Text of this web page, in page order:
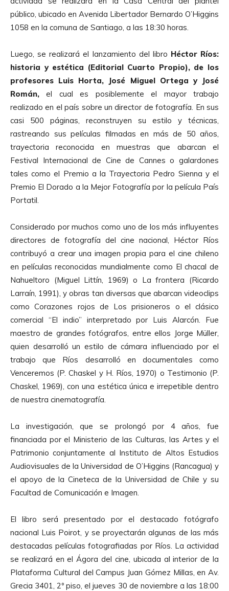
público, ubicado en Avenida Libertador Bernardo O’Higgins
1058 en la comuna de Santiago, a las 18:30 horas.
Luego, se realizará el lanzamiento del libro Héctor Ríos:
historia y estética (Editorial Cuarto Propio), de los
profesores Luis Horta, José Miguel Ortega y José
Román,el cual es posiblemente el mayor trabajo
realizado en el país sobre un director de fotografía. En sus
casi 500 páginas, reconstruyen su estilo y técnicas,
rastreando sus películas filmadas en más de 50 años,
trayectoria reconocida en muestras que abarcan el
Festival Internacional de Cine de Cannes o galardones
tales como el Premio a la Trayectoria Pedro Sienna y el
Premio El Dorado a la Mejor Fotografía por la película País
Portatil.
Considerado por muchos como uno de los más influyentes
directores de fotografía del cine nacional, Héctor Ríos
contribuyó a crear una imagen propia para el cine chileno
en películas reconocidas mundialmente como El chacal de
Nahueltoro (Miguel Littín, 1969) o La frontera (Ricardo
Larraín, 1991), y obras tan diversas que abarcan videoclips
como Corazones rojos de Los prisioneros o el clásico
comercial “El indio” interpretado por Luis Alarcón. Fue
maestro de grandes fotógrafos, entre ellos Jorge Müller,
quien desarrolló un estilo de cámara influenciado por el
trabajo que Ríos desarrolló en documentales como
Venceremos (P. Chaskel y H. Ríos, 1970) o Testimonio (P.
Chaskel, 1969), con una estética única e irrepetible dentro
de nuestra cinematografía.
La investigación, que se prolongó por 4 años, fue
financiada por el Ministerio de las Culturas, las Artes y el
Patrimonio conjuntamente al Instituto de Altos Estudios
Audiovisuales de la Universidad de O’Higgins (Rancagua) y
el apoyo de la Cineteca de la Universidad de Chile y su
Facultad de Comunicación e Imagen.
El libro será presentado por el destacado fotógrafo
nacional Luis Poirot, y se proyectarán algunas de las más
destacadas películas fotografiadas por Ríos. La actividad
se realizará en el Ágora del cine, ubicada al interior de la
Plataforma Cultural del Campus Juan Gómez Millas, en Av.
Grecia 3401, 2º piso, el jueves 30 de noviembre a las 18:00